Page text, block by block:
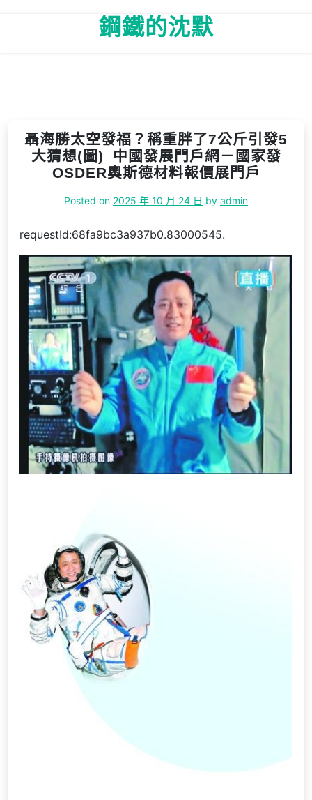
鋼鐵的沈默
聶海勝太空發福？稱重胖了7公斤引發5
大猜想(圖)_中國發展門戶網－國家發
OSDER奧斯德材料報價展門戶
Posted on 2025 年 10 月 24 日 by admin
requestId:68fa9bc3a937b0.83000545.